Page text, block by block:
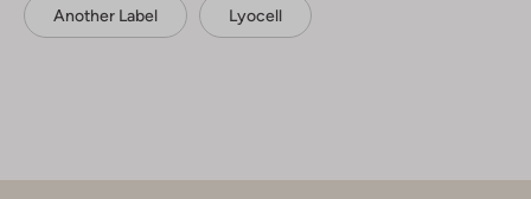
Another Label Lyocell